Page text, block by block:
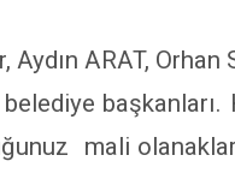
ARAT, Orhan
başkanları.
mali